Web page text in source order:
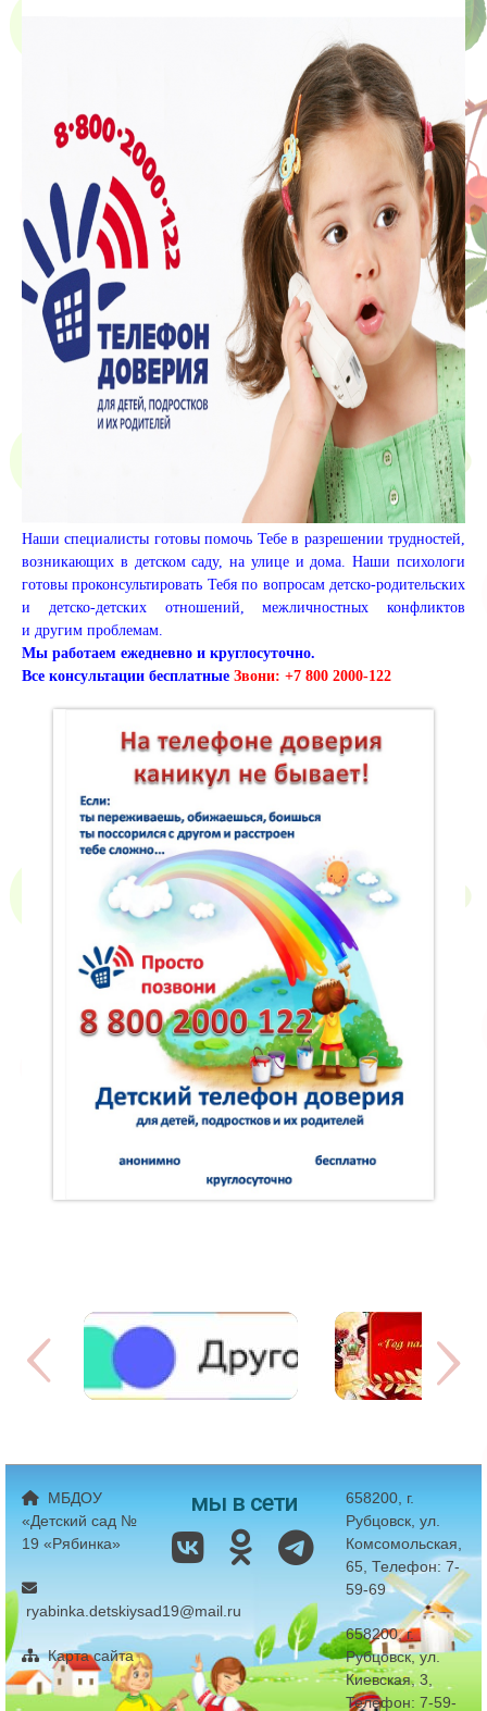
Наши специалисты готовы помочь Тебе в разрешении трудностей,
возникающих в детском саду, на улице и дома. Наши психологи
готовы проконсультировать Тебя по вопросам детско-родительских
и детско-детских отношений, межличностных конфликтов
и другим проблемам.
Мы работаем ежедневно и круглосуточно.
Все консультации бесплатные Звони: +7 800 2000-122
МБДОУ
«Детский сад №
19 «Рябинка»
ryabinka.detskiysad19@mail.ru
Карта сайта
мы в сети
658200, г.
Рубцовск, ул.
Комсомольская,
65, Телефон: 7-
59-69
658200, г.
Рубцовск, ул.
Киевская, 3,
Телефон: 7-59-